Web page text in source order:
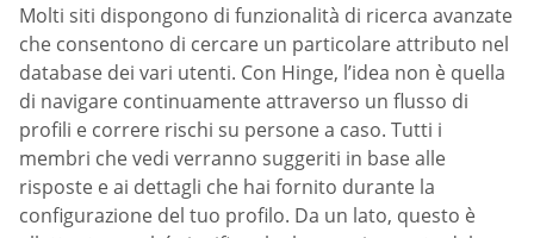
Molti siti dispongono di funzionalità di ricerca avanzate
che consentono di cercare un particolare attributo nel
database dei vari utenti. Con Hinge, l’idea non è quella
di navigare continuamente attraverso un flusso di
profili e correre rischi su persone a caso. Tutti i
membri che vedi verranno suggeriti in base alle
risposte e ai dettagli che hai fornito durante la
configurazione del tuo profilo. Da un lato, questo è